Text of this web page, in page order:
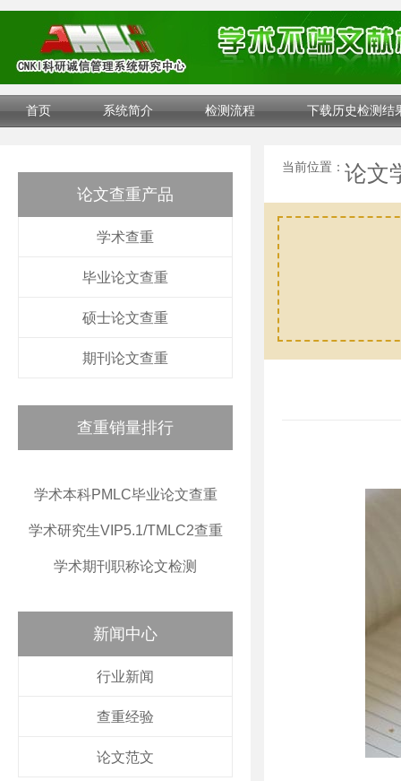
首页 系统简介 检测流程 下载历史检测结
论文查重产品
学术查重
毕业论文查重
硕士论文查重
期刊论文查重
查重销量排行
学术本科PMLC毕业论文查重
学术研究生VIP5.1/TMLC2查重
学术期刊职称论文检测
新闻中心
行业新闻
查重经验
论文范文
当前位置： 论文